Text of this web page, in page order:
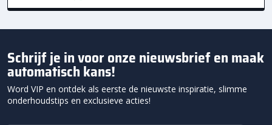
Schrijf je in voor onze nieuwsbrief en maak
automatisch kans!
Word VIP en ontdek als eerste de nieuwste inspiratie, slimme
onderhoudstips en exclusieve acties!